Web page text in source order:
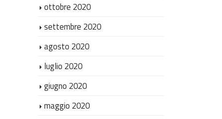
ottobre 2020
settembre 2020
agosto 2020
luglio 2020
giugno 2020
maggio 2020